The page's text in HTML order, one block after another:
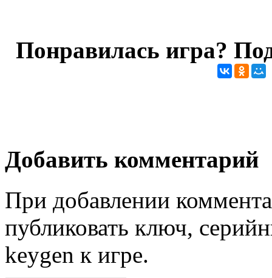
Понравилась игра?
Добавить комментарий
При добавлении
публиковать ключ,
keygen к игре.